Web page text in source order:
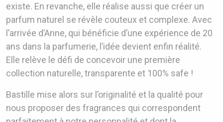
existe. En revanche, elle réalise aussi que créer un
parfum naturel se révèle couteux et complexe. Avec
l’arrivée d’Anne, qui bénéficie d’une expérience de 20
ans dans la parfumerie, l’idée devient enfin réalité.
Elle relève le défi de concevoir une première
collection naturelle, transparente et 100% safe !
Bastille mise alors sur l’originalité et la qualité pour
nous proposer des fragrances qui correspondent